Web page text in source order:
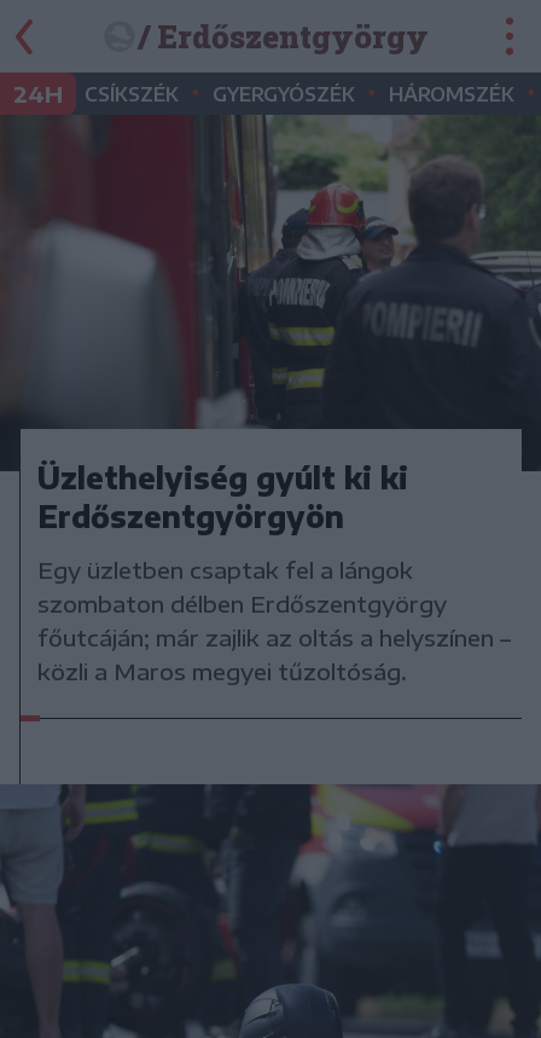
/ Erdőszentgyörgy
24H CSÍKSZÉK • GYERGYÓSZÉK • HÁROMSZÉK •
Üzlethelyiség gyúlt ki ki
Erdőszentgyörgyön
Egy üzletben csaptak fel a lángok
szombaton délben Erdőszentgyörgy
főutcáján; már zajlik az oltás a helyszínen –
közli a Maros megyei tűzoltóság.